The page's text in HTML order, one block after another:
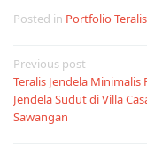
Posted in Portfolio Teralis
Post
navigation
Previous post
Teralis Jendela Minimalis
Jendela Sudut di Villa
Sawangan